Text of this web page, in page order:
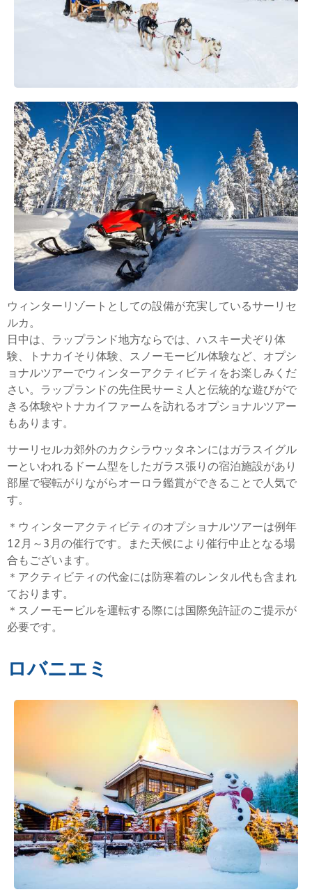
ウィンターリゾートとしての設備が充実しているサーリセ
ルカ。
日中は、ラップランド地方ならでは、ハスキー犬ぞり体
験、トナカイそり体験、スノーモービル体験など、オプシ
ョナルツアーでウィンターアクティビティをお楽しみくだ
さい。ラップランドの先住民サーミ人と伝統的な遊びがで
きる体験やトナカイファームを訪れるオプショナルツアー
もあります。
サーリセルカ郊外のカクシラウッタネンにはガラスイグル
ーといわれるドーム型をしたガラス張りの宿泊施設があり
部屋で寝転がりながらオーロラ鑑賞ができることで人気で
す。
＊ウィンターアクティビティのオプショナルツアーは例年
12月～3月の催行です。また天候により催行中止となる場
合もございます。
＊アクティビティの代金には防寒着のレンタル代も含まれ
ております。
＊スノーモービルを運転する際には国際免許証のご提示が
必要です。
ロバニエミ